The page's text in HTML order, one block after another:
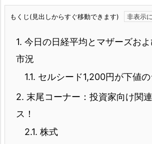
もくじ(見出しからすぐ移動できます)
1. 今日の日経平均とマザーズお
市況
1.1. セルシード1,200円が下値の
2. 末尾コーナー：投資家向け関
ス！
2.1. 株式